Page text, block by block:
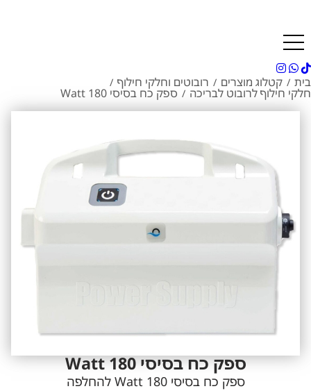
בית / קטלוג מוצרים / רובוטים וחלקי חילוף /
חלקי חילוף לרובוט לבריכה / ספק כח בסיסי 180 Watt
ספק כח בסיסי 180 Watt
ספק כח בסיסי 180 Watt להחלפה